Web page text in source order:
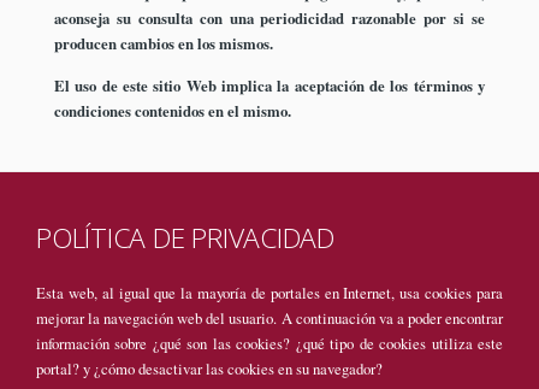
aconseja su consulta con una periodicidad razonable por si se
producen cambios en los mismos.
El uso de este sitio Web implica la aceptación de los términos y
condiciones contenidos en el mismo.
POLÍTICA DE PRIVACIDAD
Esta web, al igual que la mayoría de portales en Internet, usa cookies para
mejorar la navegación web del usuario. A continuación va a poder encontrar
información sobre ¿qué son las cookies? ¿qué tipo de cookies utiliza este
portal? y ¿cómo desactivar las cookies en su navegador?